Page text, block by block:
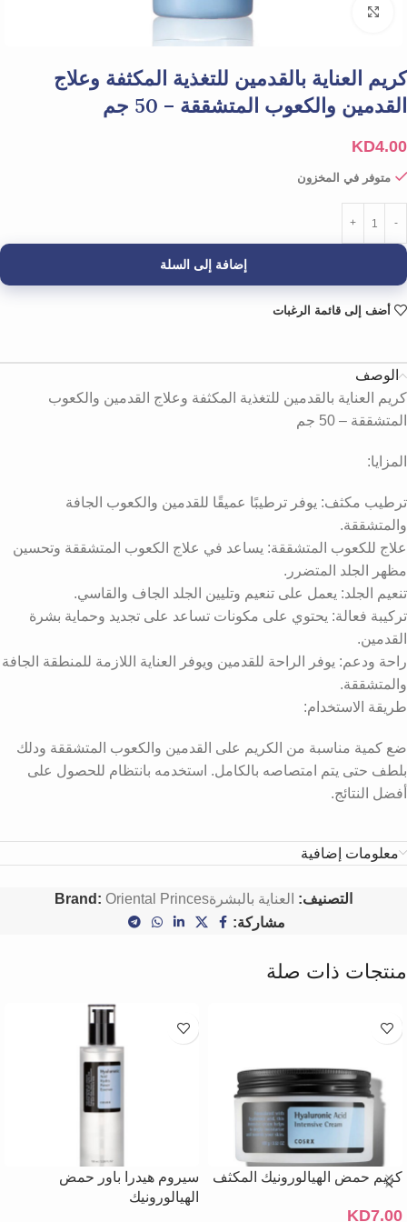
كريم العناية بالقدمين للتغذية المكثفة وعلاج
القدمين والكعوب المتشققة – 50 جم
KD4.00
متوفر في المخزون
إضافة إلى السلة
أضف إلى قائمة الرغبات
الوصف
كريم العناية بالقدمين للتغذية المكثفة وعلاج القدمين والكعوب
المتشققة – 50 جم
المزايا:
ترطيب مكثف: يوفر ترطيبًا عميقًا للقدمين والكعوب الجافة
والمتشققة.
علاج للكعوب المتشققة: يساعد في علاج الكعوب المتشققة وتحسين
مظهر الجلد المتضرر.
تنعيم الجلد: يعمل على تنعيم وتليين الجلد الجاف والقاسي.
تركيبة فعالة: يحتوي على مكونات تساعد على تجديد وحماية بشرة
القدمين.
راحة ودعم: يوفر الراحة للقدمين ويوفر العناية اللازمة للمنطقة الجافة
والمتشققة.
طريقة الاستخدام:
ضع كمية مناسبة من الكريم على القدمين والكعوب المتشققة ودلك
بلطف حتى يتم امتصاصه بالكامل. استخدمه بانتظام للحصول على
أفضل النتائج.
معلومات إضافية
التصنيف: العناية بالبشرة Brand: Oriental Princes
مشاركة:
منتجات ذات صلة
كريم حمض الهيالورونيك المكثف
KD7.00
سيروم هيدرا باور حمض
الهيالورونيك